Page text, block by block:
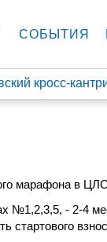
СОБЫТИЯ
кросс-
марафона в
№1,2,3,5, - 2-4
стартового